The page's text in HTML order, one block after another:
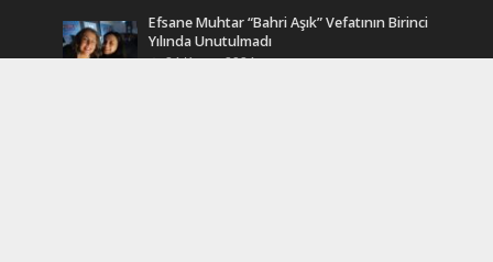
Efsane Muhtar “Bahri Aşık” Vefatının Birinci
Yılında Unutulmadı
24 Kasım 2024